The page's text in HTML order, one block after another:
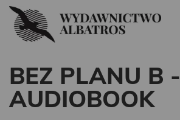
BEZ PLANU B -
AUDIOBOOK